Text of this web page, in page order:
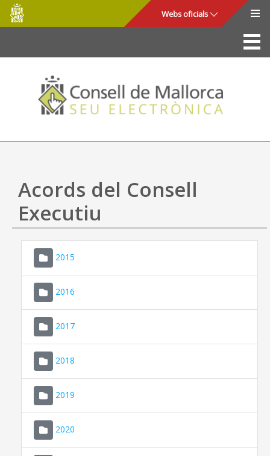
Salta al contingut principal
Consell
de
Mallorca
Webs oficials
La Seu
Consell de Mallorca
Accés i seguretat
Utilitats
Ajuda
Acords del Consell
Executiu
2015
2016
2017
2018
2019
2020